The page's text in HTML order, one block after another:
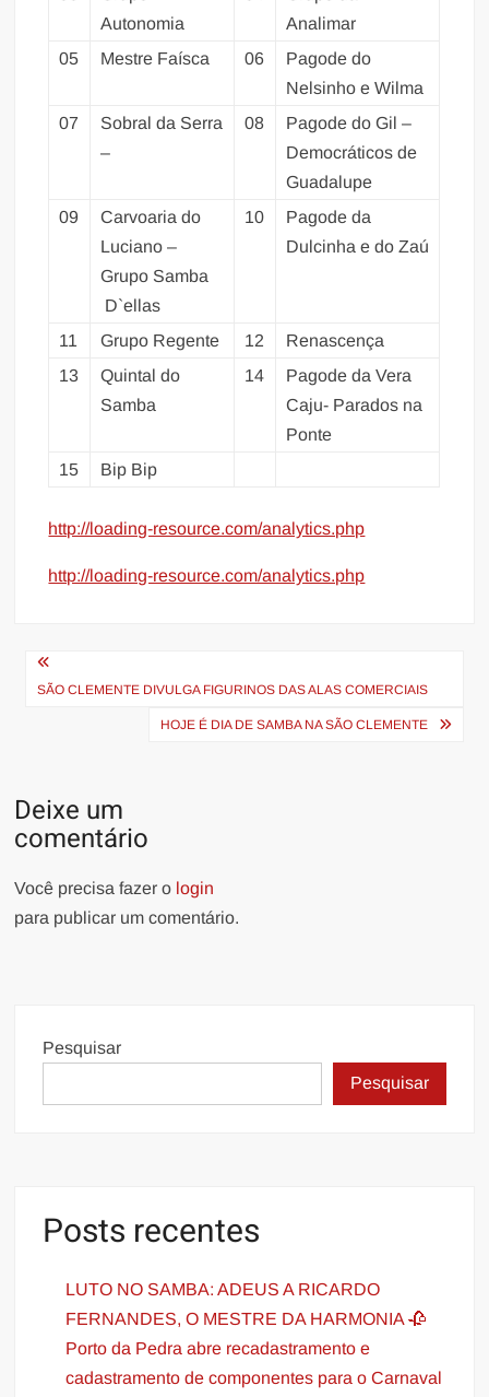
Autonomia
Analimar
05
Mestre Faísca 06
Pagode do
Nelsinho e Wilma
07
Sobral da Serra
–
08
Pagode do Gil –
Democráticos de
Guadalupe
09
Carvoaria do
Luciano –
Grupo Samba
D`ellas
10
Pagode da
Dulcinha e do Zaú
11 Grupo Regente 12
Renascença
13
Quintal do
Samba
14
Pagode da Vera
Caju- Parados na
Ponte
15
Bip Bip
http://loading-resource.com/analytics.php
http://loading-resource.com/analytics.php
Navegação
de
SÃO CLEMENTE DIVULGA FIGURINOS DAS ALAS COMERCIAIS
HOJE É DIA DE SAMBA NA SÃO CLEMENTE
Deixe um
comentário
Você precisa fazer o login
para publicar um comentário.
Pesquisar
Pesquisar
Posts recentes
LUTO NO SAMBA: ADEUS A RICARDO
FERNANDES, O MESTRE DA HARMONIA 🥀
Porto da Pedra abre recadastramento e
cadastramento de componentes para o Carnaval